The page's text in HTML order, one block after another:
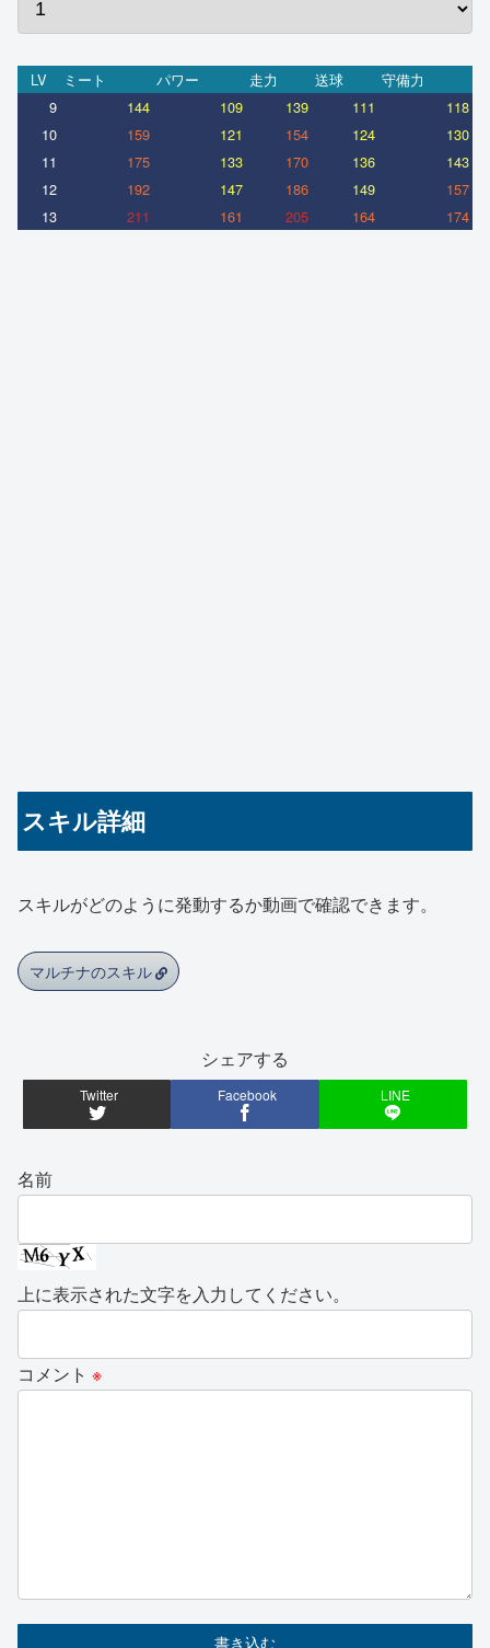
LV ミート パワー 走力 送球
守備力
9
144 109 139 111
118
10
159 121 154 124
130
11
175 133 170 136
143
12
192 147 186 149
157
13
211 161 205 164 174
スキル詳細
スキルがどのように発動するか動画で確認できます。
マルチナのスキル
シェアする
Twitter Facebook LINE
名前
上に表示された文字を入力してください。
コメント ※